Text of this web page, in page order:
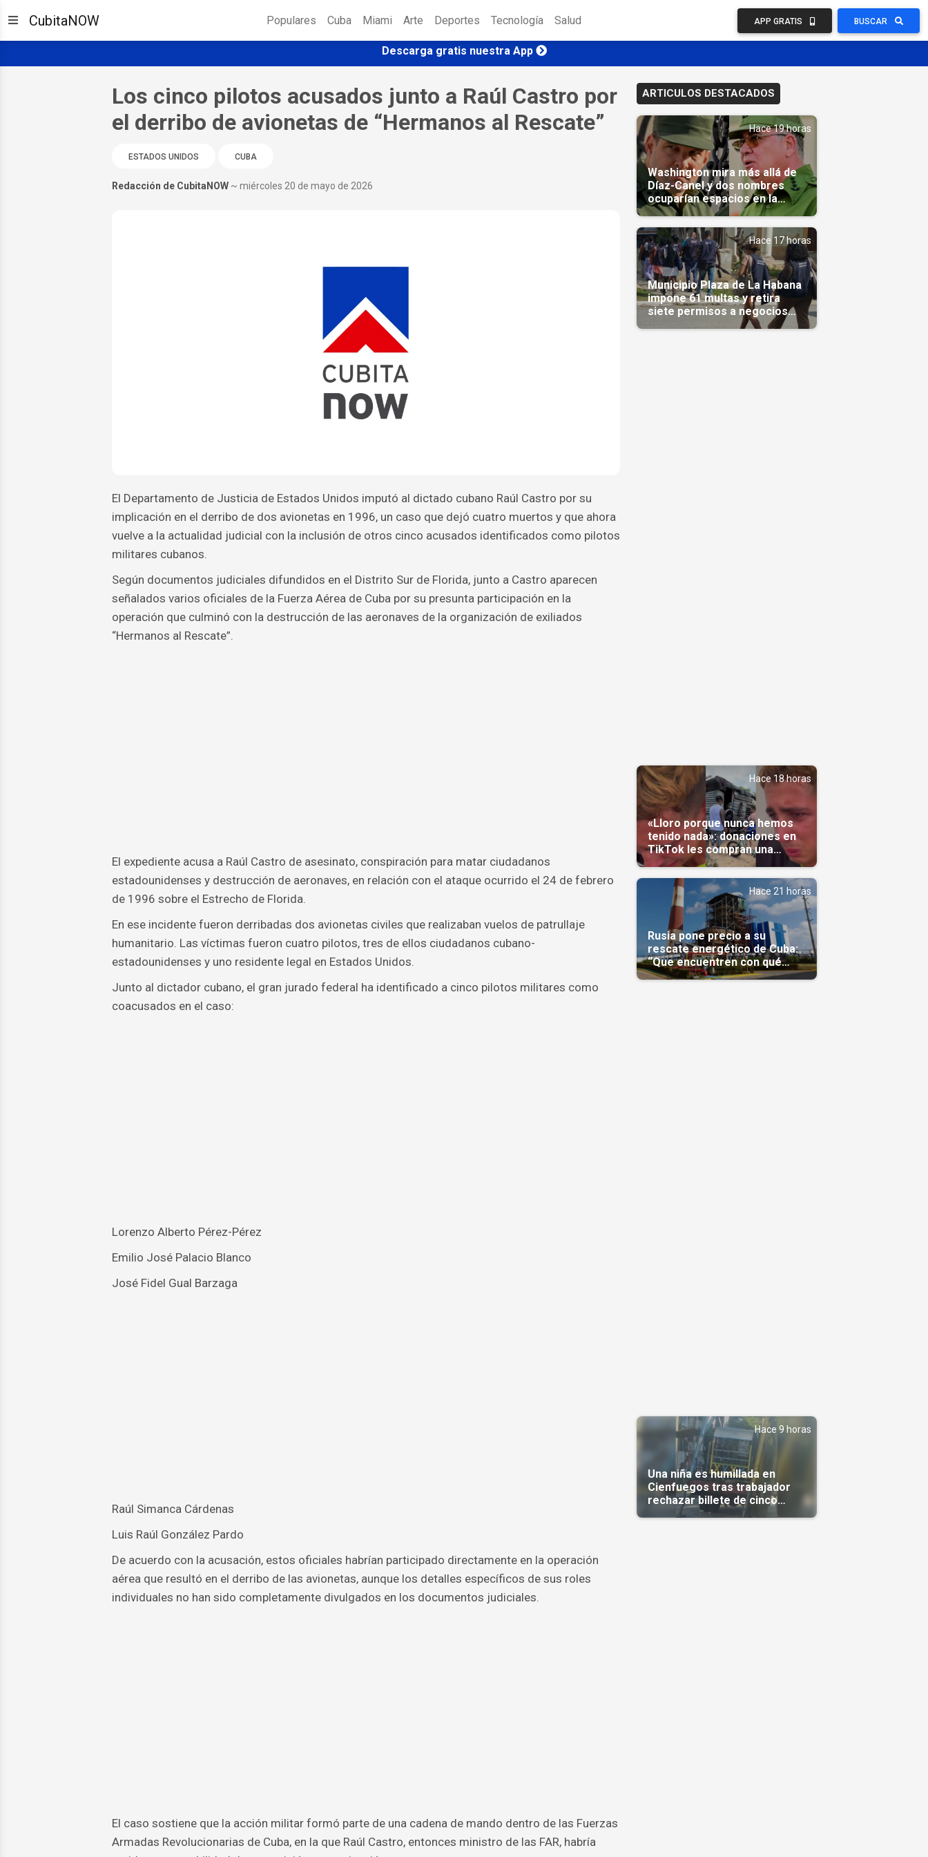
CubitaNOW Populares Cuba Miami Arte Deportes Tecnología Salud APP GRATIS BUSCAR
Descarga gratis nuestra App
Los cinco pilotos acusados junto a Raúl Castro por
el derribo de avionetas de “Hermanos al Rescate”
ESTADOS UNIDOS CUBA
Redacción de CubitaNOW ~ miércoles 20 de mayo de 2026
El Departamento de Justicia de Estados Unidos imputó al dictado cubano Raúl Castro por su
implicación en el derribo de dos avionetas en 1996, un caso que dejó cuatro muertos y que ahora
vuelve a la actualidad judicial con la inclusión de otros cinco acusados identificados como pilotos
militares cubanos.
Según documentos judiciales difundidos en el Distrito Sur de Florida, junto a Castro aparecen
señalados varios oficiales de la Fuerza Aérea de Cuba por su presunta participación en la
operación que culminó con la destrucción de las aeronaves de la organización de exiliados
“Hermanos al Rescate”.
El expediente acusa a Raúl Castro de asesinato, conspiración para matar ciudadanos
estadounidenses y destrucción de aeronaves, en relación con el ataque ocurrido el 24 de febrero
de 1996 sobre el Estrecho de Florida.
En ese incidente fueron derribadas dos avionetas civiles que realizaban vuelos de patrullaje
humanitario. Las víctimas fueron cuatro pilotos, tres de ellos ciudadanos cubano-
estadounidenses y uno residente legal en Estados Unidos.
Junto al dictador cubano, el gran jurado federal ha identificado a cinco pilotos militares como
coacusados en el caso:
Lorenzo Alberto Pérez-Pérez
Emilio José Palacio Blanco
José Fidel Gual Barzaga
Raúl Simanca Cárdenas
Luis Raúl González Pardo
De acuerdo con la acusación, estos oficiales habrían participado directamente en la operación
aérea que resultó en el derribo de las avionetas, aunque los detalles específicos de sus roles
individuales no han sido completamente divulgados en los documentos judiciales.
El caso sostiene que la acción militar formó parte de una cadena de mando dentro de las Fuerzas
Armadas Revolucionarias de Cuba, en la que Raúl Castro, entonces ministro de las FAR, habría
ARTICULOS DESTACADOS
Hace 19 horas
Washington mira más allá de
Díaz-Canel y dos nombres
ocuparían espacios en la
transición
Hace 17 horas
Municipio Plaza de La Habana
impone 61 multas y retira
siete permisos a negocios
Hace 18 horas
«Lloro porque nunca hemos
tenido nada»: donaciones en
TikTok les compran una
casa(Video)
Hace 21 horas
Rusia pone precio a su
rescate energético de Cuba:
“Que encuentren con qué
pagarnos”
Hace 9 horas
Una niña es humillada en
Cienfuegos tras trabajador
rechazar billete de cinco
pesos